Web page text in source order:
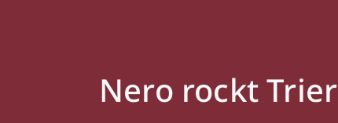
Nero rockt Trier